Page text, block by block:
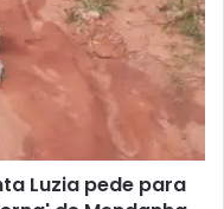
Luzia pede para